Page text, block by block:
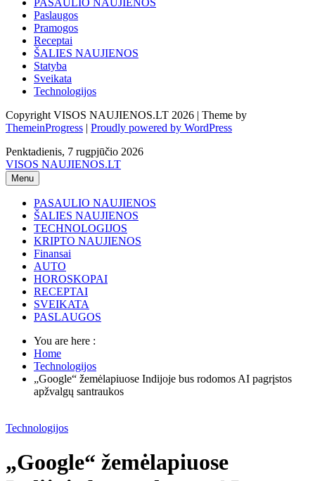
Paslaugos
Pramogos
Receptai
ŠALIES NAUJIENOS
Statyba
Sveikata
Technologijos
Copyright VISOS NAUJIENOS.LT 2026 | Theme by
ThemeinProgress | Proudly powered by WordPress
Penktadienis, 7 rugpjūčio 2026
VISOS NAUJIENOS.LT
Menu
PASAULIO NAUJIENOS
ŠALIES NAUJIENOS
TECHNOLOGIJOS
KRIPTO NAUJIENOS
Finansai
AUTO
HOROSKOPAI
RECEPTAI
SVEIKATA
PASLAUGOS
You are here :
Home
Technologijos
„Google“ žemėlapiuose Indijoje bus rodomos AI pagrįstos
apžvalgų santraukos
Technologijos
„Google“ žemėlapiuose